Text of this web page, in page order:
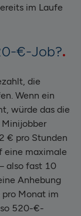
im Laufe
€-Job?
die
Wenn ein
würde das die
€ pro Stunden
eine maximale
also fast 10
Anhebung
Monat im
520-€-